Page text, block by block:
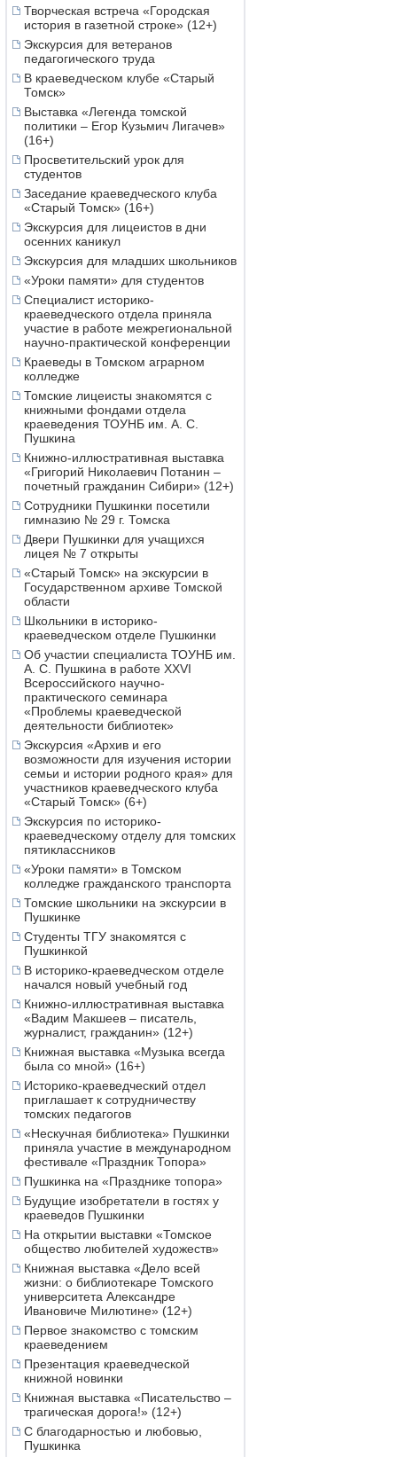
Творческая встреча «Городская
история в газетной строке» (12+)
Экскурсия для ветеранов
педагогического труда
В краеведческом клубе «Старый
Томск»
Выставка «Легенда томской
политики – Егор Кузьмич Лигачев»
(16+)
Просветительский урок для
студентов
Заседание краеведческого клуба
«Старый Томск» (16+)
Экскурсия для лицеистов в дни
осенних каникул
Экскурсия для младших школьников
«Уроки памяти» для студентов
Специалист историко-
краеведческого отдела приняла
участие в работе межрегиональной
научно-практической конференции
Краеведы в Томском аграрном
колледже
Томские лицеисты знакомятся с
книжными фондами отдела
краеведения ТОУНБ им. А. С.
Пушкина
Книжно-иллюстративная выставка
«Григорий Николаевич Потанин –
почетный гражданин Сибири» (12+)
Сотрудники Пушкинки посетили
гимназию № 29 г. Томска
Двери Пушкинки для учащихся
лицея № 7 открыты
«Старый Томск» на экскурсии в
Государственном архиве Томской
области
Школьники в историко-
краеведческом отделе Пушкинки
Об участии специалиста ТОУНБ им.
А. С. Пушкина в работе XXVI
Всероссийского научно-
практического семинара
«Проблемы краеведческой
деятельности библиотек»
Экскурсия «Архив и его
возможности для изучения истории
семьи и истории родного края» для
участников краеведческого клуба
«Старый Томск» (6+)
Экскурсия по историко-
краеведческому отделу для томских
пятиклассников
«Уроки памяти» в Томском
колледже гражданского транспорта
Томские школьники на экскурсии в
Пушкинке
Студенты ТГУ знакомятся с
Пушкинкой
В историко-краеведческом отделе
начался новый учебный год
Книжно-иллюстративная выставка
«Вадим Макшеев – писатель,
журналист, гражданин» (12+)
Книжная выставка «Музыка всегда
была со мной» (16+)
Историко-краеведческий отдел
приглашает к сотрудничеству
томских педагогов
«Нескучная библиотека» Пушкинки
приняла участие в международном
фестивале «Праздник Топора»
Пушкинка на «Празднике топора»
Будущие изобретатели в гостях у
краеведов Пушкинки
На открытии выставки «Томское
общество любителей художеств»
Книжная выставка «Дело всей
жизни: о библиотекаре Томского
университета Александре
Ивановиче Милютине» (12+)
Первое знакомство с томским
краеведением
Презентация краеведческой
книжной новинки
Книжная выставка «Писательство –
трагическая дорога!» (12+)
С благодарностью и любовью,
Пушкинка